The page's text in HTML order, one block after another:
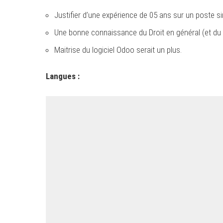
Justifier d’une expérience de 05 ans sur un poste
Une bonne connaissance du Droit en général (et
Maitrise du logiciel Odoo serait un plus.
Langues :